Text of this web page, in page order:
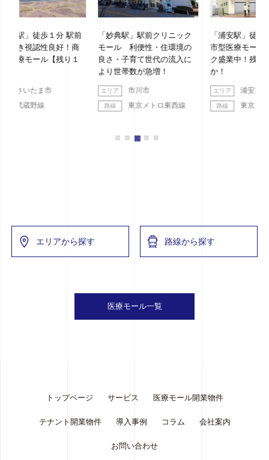
駅前
「妙典駅」駅前クリニック
モール 利便性・住環境の
良さ・子育て世代の流入に
より世帯数が急増！
東京メトロ東西線
「浦安駅」徒歩１分 新築都
市型医療モール 各クリニッ
ク盛業中！残り区画わず
か！
東京メトロ東西線
エリアから探す 路線から探す
医療モール一覧
トップページ サービス 医療モール開業物件
テナント開業物件 導入事例 コラム 会社案内
お問い合わせ